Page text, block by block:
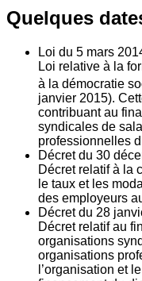
Quelques
Loi du 5 mars
Loi relative à la
à la démocratie
janvier 2015).
contribuant au
syndicales de
professionnelles
Décret du 30
Décret relatif à la
le taux et les
des employeurs
Décret du 28
Décret relatif au
organisations
organisations
l’organisation et